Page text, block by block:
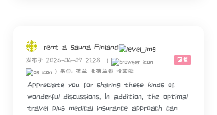
rent a sauna Finland
回复
发布于 2026-06-09 21:28
(
) 来自: 荷兰 北荷兰省 哈勒姆
Appreciate you for sharing these kinds of
wonderful discussions. In addition, the optimal
travel plus medical insurance approach can